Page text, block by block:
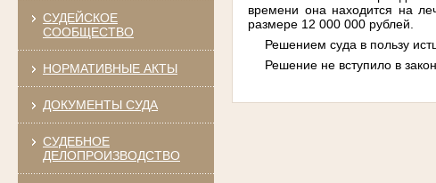
СУДЕЙСКОЕ
СООБЩЕСТВО
НОРМАТИВНЫЕ АКТЫ
ДОКУМЕНТЫ СУДА
СУДЕБНОЕ
ДЕЛОПРОИЗВОДСТВО
времени она находится на
размере 12 000 000 рублей.
Решением суда в пользу
Решение не вступило в